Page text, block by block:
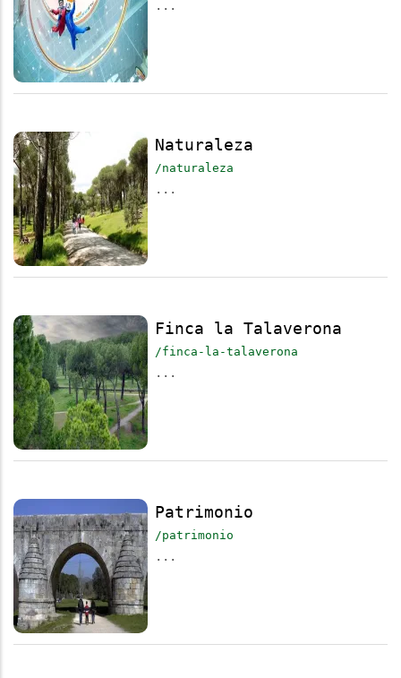
...
Naturaleza
/naturaleza
...
Finca la Talaverona
/finca-la-talaverona
...
Patrimonio
/patrimonio
...